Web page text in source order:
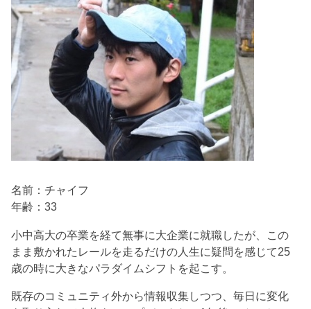
名前：チャイフ
年齢：33
小中高大の卒業を経て無事に大企業に就職したが、この
まま敷かれたレールを走るだけの人生に疑問を感じて25
歳の時に大きなパラダイムシフトを起こす。
既存のコミュニティ外から情報収集しつつ、毎日に変化